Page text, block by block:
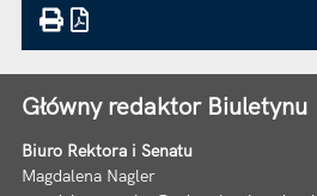
Główny redaktor Biuletynu
Biuro Rektora i Senatu
Magdalena Nagler